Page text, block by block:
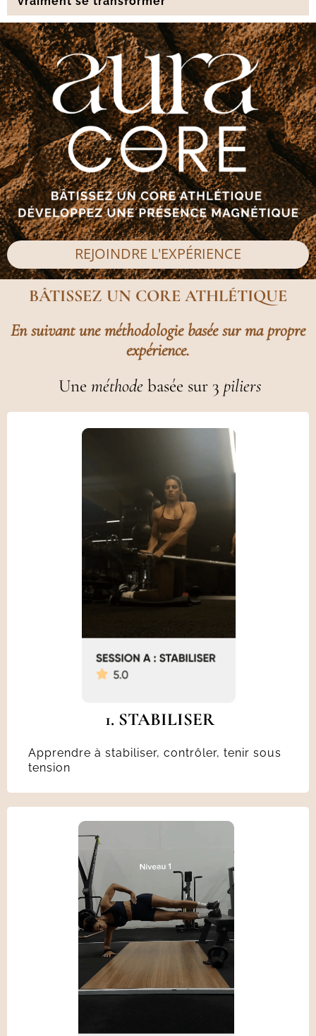
REJOINDRE L'EXPÉRIENCE
BÂTISSEZ UN CORE ATHLÉTIQUE
En suivant une méthodologie basée sur ma propre
expérience.
Une méthodebasée sur 3 piliers
1. STABILISER
Apprendre à stabiliser, contrôler, tenir sous
tension